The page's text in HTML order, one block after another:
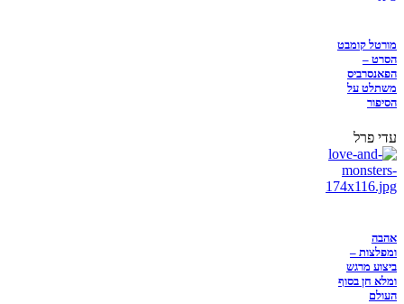
מורטל קומבט
הסרט –
הפאנסרביס
משתלט על
הסיפור
עדי פרל
אהבה
ומפלצות –
ביצוע מרגש
ומלא חן בסוף
העולם